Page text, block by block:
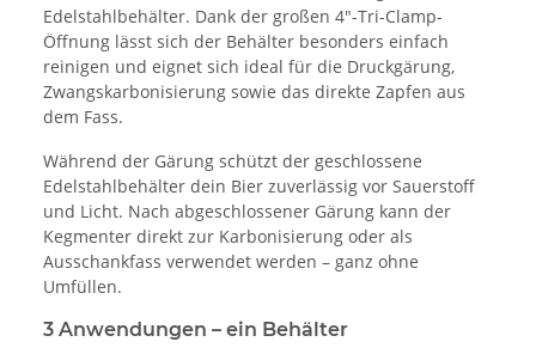
Edelstahlbehälter. Dank der großen 4"-Tri-Clamp-
Öffnung lässt sich der Behälter besonders einfach
reinigen und eignet sich ideal für die Druckgärung,
Zwangskarbonisierung sowie das direkte Zapfen aus
dem Fass.
Während der Gärung schützt der geschlossene
Edelstahlbehälter dein Bier zuverlässig vor Sauerstoff
und Licht. Nach abgeschlossener Gärung kann der
Kegmenter direkt zur Karbonisierung oder als
Ausschankfass verwendet werden – ganz ohne
Umfüllen.
3 Anwendungen – ein Behälter